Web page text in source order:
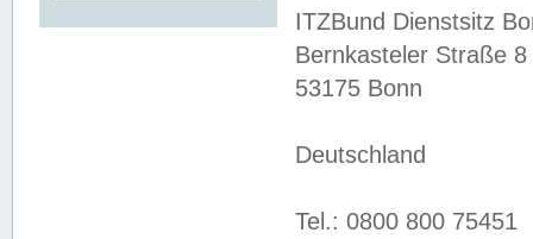
ITZBund Dienstsitz
Bernkasteler Straße 8
53175 Bonn
Deutschland
Tel.: 0800 800 75451